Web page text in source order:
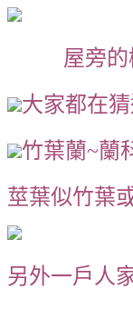
屋旁的樹
大家都在
竹葉蘭~蘭
莖葉似竹葉
另外一戶人